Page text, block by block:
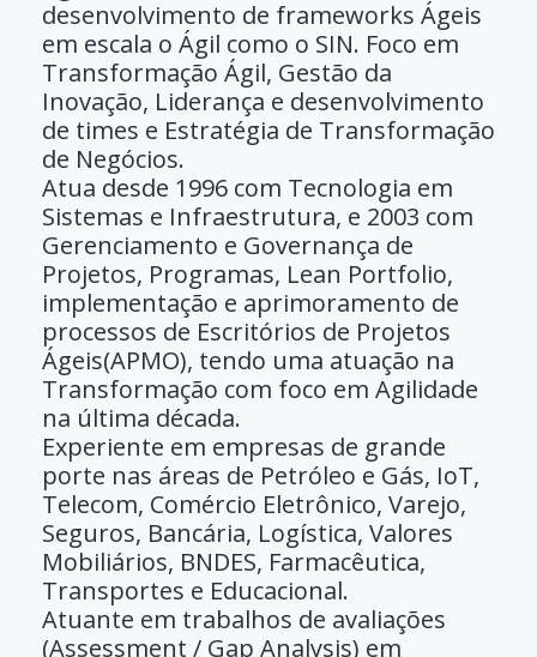
desenvolvimento de frameworks Ágeis
em escala o Ágil como o SIN. Foco em
Transformação Ágil, Gestão da
Inovação, Liderança e desenvolvimento
de times e Estratégia de Transformação
de Negócios.
Atua desde 1996 com Tecnologia em
Sistemas e Infraestrutura, e 2003 com
Gerenciamento e Governança de
Projetos, Programas, Lean Portfolio,
implementação e aprimoramento de
processos de Escritórios de Projetos
Ágeis(APMO), tendo uma atuação na
Transformação com foco em Agilidade
na última década.
Experiente em empresas de grande
porte nas áreas de Petróleo e Gás, IoT,
Telecom, Comércio Eletrônico, Varejo,
Seguros, Bancária, Logística, Valores
Mobiliários, BNDES, Farmacêutica,
Transportes e Educacional.
Atuante em trabalhos de avaliações
(Assessment / Gap Analysis) em